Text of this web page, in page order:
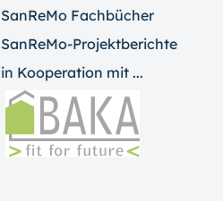
SanReMo Fachbücher
SanReMo-Projektberichte
in Kooperation mit ...